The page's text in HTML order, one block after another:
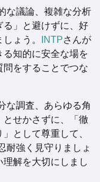
な議論、複雑な分析
る」と避けずに、好
ょう。
INTPさんが
知的に安全な場を
をすることでつな
な調査、あらゆる角
とせかさずに、「徹
として尊重して、
耐強く見守りましょ
理解を大切にしまし